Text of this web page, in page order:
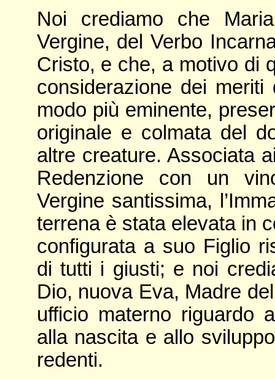
Noi crediamo che
Vergine, del Verbo
Cristo, e che, a motivo di
considerazione dei
modo più eminente,
originale e colmata del
altre creature. Associata
Redenzione con un
Vergine santissima,
terrena è stata elevata in
configurata a suo Figlio
di tutti i giusti; e noi
Dio, nuova Eva, Madre
ufficio materno riguardo
alla nascita e allo
redenti.